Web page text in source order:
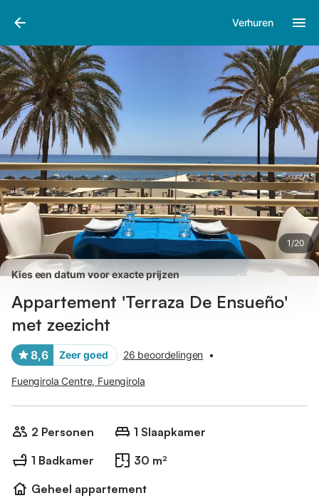
Verhuren
1/20
Afbeeldingen
Kies een datum voor exacte prijzen
Appartement 'Terraza De Ensueño'
met zeezicht
8,6 Zeer goed 26 beoordelingen •
Fuengirola Centre, Fuengirola
2 Personen
1 Slaapkamer
1 Badkamer
30 m²
Geheel appartement